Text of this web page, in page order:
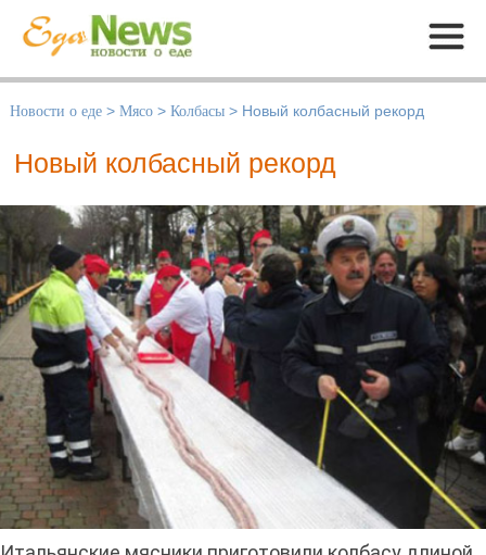
Меню
Новости о еде > Мясо > Колбасы > Новый колбасный рекорд
Новый колбасный рекорд